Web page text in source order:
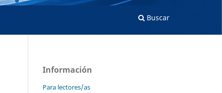
Buscar
Información
Para lectores/as